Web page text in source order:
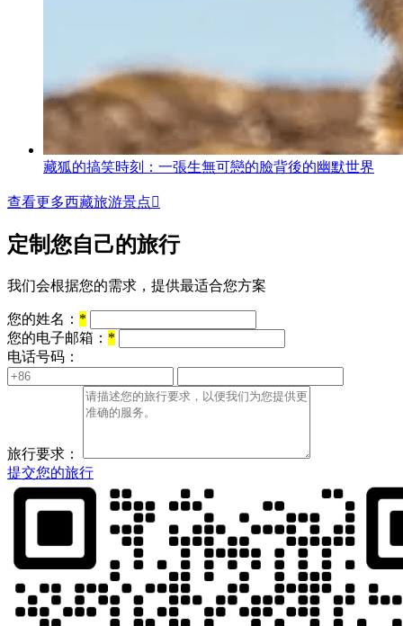
藏狐的搞笑時刻：一張生無可戀的臉背後的幽默世界
查看更多西藏旅游景点
定制您自己的旅行
我们会根据您的需求，提供最适合您方案
您的姓名： *
您的电子邮箱： *
电话号码：
旅行要求：
提交您的旅行